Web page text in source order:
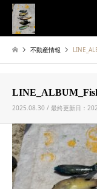
不動産情報
2025.08.30 / 最終更新日：